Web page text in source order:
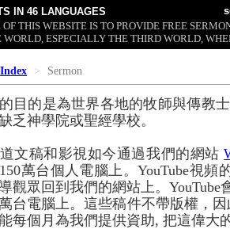
IN 46 LANGUAGES
OF THIS WEBSITE IS TO PROVIDE FREE
WORLD, ESPECIALLY THE THIRD WORLD,
Sermon
目的是為世界各地的牧師與傳教
乏神學院或聖經學校。
文稿和影視如今通過我們的網站
萬台個人電腦上。YouTube視
觀眾回到我們的網站上。
台電腦上。這些稿件不帶版權，
每個月為我們提供資助, 把這偉大